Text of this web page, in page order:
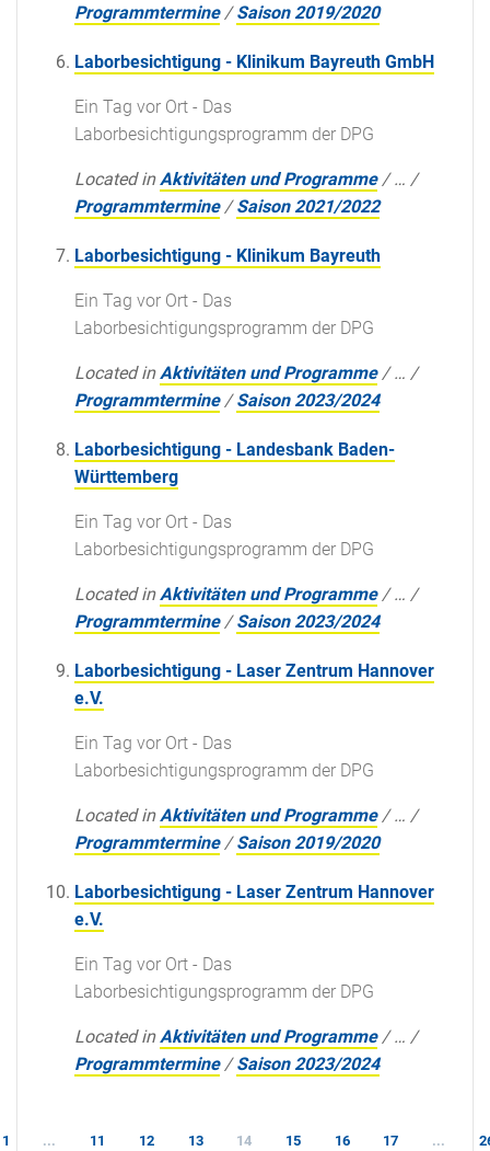
Programmtermine /Saison 2019/2020
Laborbesichtigung - Klinikum Bayreuth GmbH
Ein Tag vor Ort - Das
Laborbesichtigungsprogramm der DPG
Located in Aktivitäten und Programme /… /
Programmtermine /Saison 2021/2022
Laborbesichtigung - Klinikum Bayreuth
Ein Tag vor Ort - Das
Laborbesichtigungsprogramm der DPG
Located in Aktivitäten und Programme /… /
Programmtermine /Saison 2023/2024
Laborbesichtigung - Landesbank Baden-
Württemberg
Ein Tag vor Ort - Das
Laborbesichtigungsprogramm der DPG
Located in Aktivitäten und Programme /… /
Programmtermine /Saison 2023/2024
Laborbesichtigung - Laser Zentrum Hannover
e.V.
Ein Tag vor Ort - Das
Laborbesichtigungsprogramm der DPG
Located in Aktivitäten und Programme /… /
Programmtermine /Saison 2019/2020
Laborbesichtigung - Laser Zentrum Hannover
e.V.
Ein Tag vor Ort - Das
Laborbesichtigungsprogramm der DPG
Located in Aktivitäten und Programme /… /
Programmtermine /Saison 2023/2024
1 ... 11 12 13 14 15 16 17 ...